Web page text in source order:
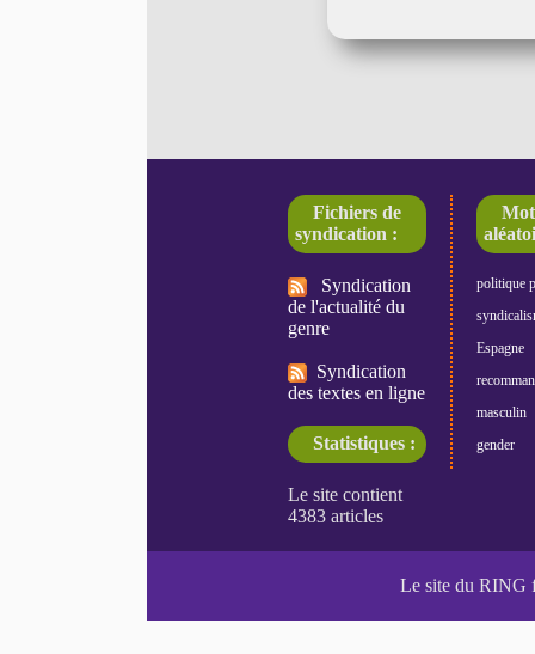
Fichiers de
syndication :
Syndication
de l'actualité du
genre
Syndication
des textes en ligne
Statistiques :
politique
Espagne
masculin
gender
Le site du RING